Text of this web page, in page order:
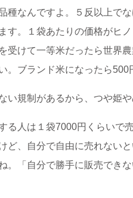
種なんですよ。５反以上で
す。１袋あたりの価格がヒ
受けて一等米だったら世界
。ブランド米になったら500
い規制があるから、つや姫
る人は１袋7000円くらいで
ど、自分で自由に売れない
。「自分で勝手に販売でき